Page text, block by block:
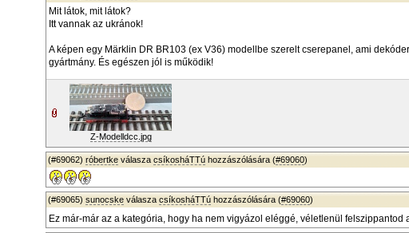
Mit látok, mit látok?
Itt vannak az ukránok!
A képen egy Märklin DR BR103 (ex V36) modellbe szerelt cserepanel, ami dekóder
gyártmány. És egészen jól is működik!
Z-Modelldcc.jpg
(#69062) róbertke válasza csíkosháTTú hozzászólására (#69060)
(#69065) sunocske válasza csíkosháTTú hozzászólására (#69060)
Ez már-már az a kategória, hogy ha nem vigyázol eléggé, véletlenül felszippantod